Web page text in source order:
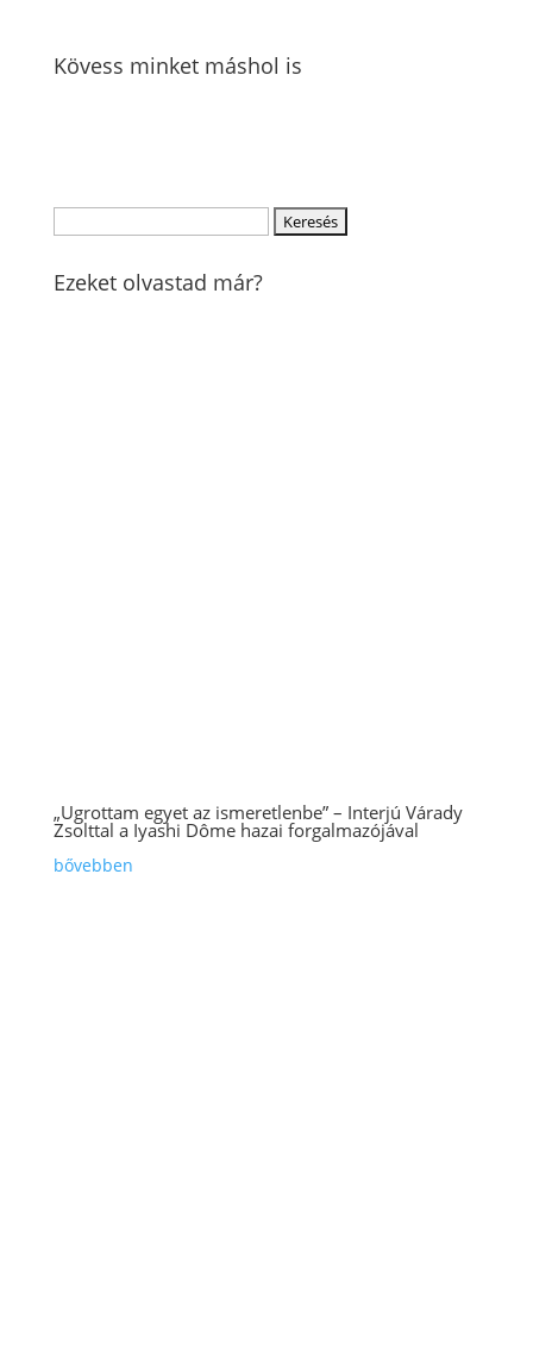
Kövess minket máshol is
Ezeket olvastad már?
„Ugrottam egyet az ismeretlenbe” – Interjú Várady
Zsolttal a Iyashi Dôme hazai forgalmazójával
bővebben